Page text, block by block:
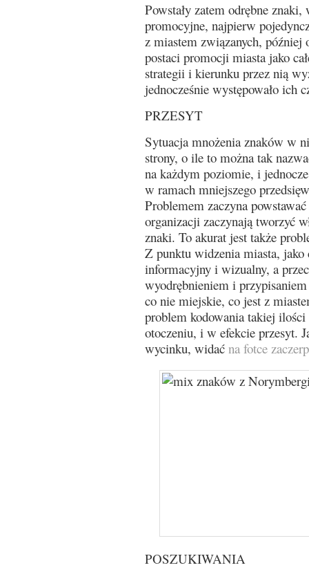
Powstały zatem odrębne
promocyjne, najpierw
z miastem związanych, później
postaci promocji miasta jako
strategii i kierunku przez nią
jednocześnie występowało ich
PRZESYT
Sytuacja mnożenia znaków w
strony, o ile to można tak
na każdym poziomie, i
w ramach mniejszego
Problemem zaczyna
organizacji zaczynają tworzyć
znaki. To akurat jest także
Z punktu widzenia miasta, jako
informacyjny i wizualny, a
wyodrębnieniem i
co nie miejskie, co jest z
problem kodowania takiej
otoczeniu, i w efekcie przesyt.
wycinku, widać na fotce
POSZUKIWANIA